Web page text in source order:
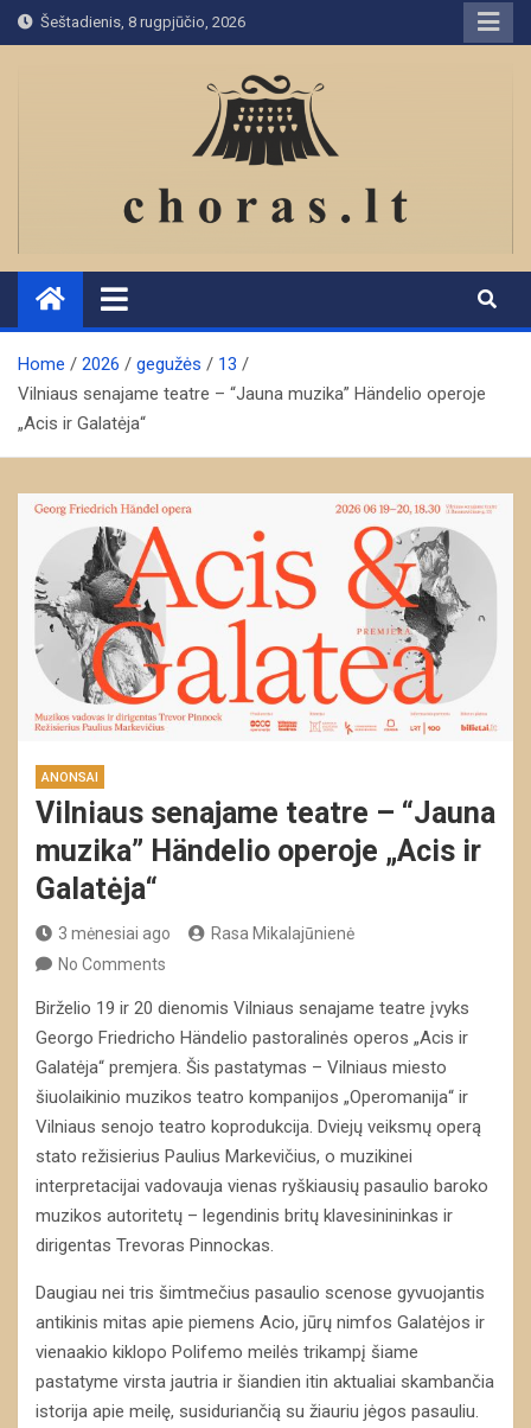
Skip
to
Šeštadienis, 8 rugpjūčio, 2026
Home 2026 gegužės
13
Vilniaus senajame teatre – “Jauna muzika” Händelio operoje
„Acis ir Galatėja“
ANONSAI
Vilniaus senajame teatre – “Jauna
muzika” Händelio operoje „Acis ir
Galatėja“
3 mėnesiai ago
Rasa Mikalajūnienė
No Comments
Birželio 19 ir 20 dienomis Vilniaus senajame teatre įvyks
Georgo Friedricho Händelio pastoralinės operos „Acis ir
Galatėja“ premjera. Šis pastatymas – Vilniaus miesto
šiuolaikinio muzikos teatro kompanijos „Operomanija“ ir
Vilniaus senojo teatro koprodukcija. Dviejų veiksmų operą
stato režisierius Paulius Markevičius, o muzikinei
interpretacijai vadovauja vienas ryškiausių pasaulio baroko
muzikos autoritetų – legendinis britų klavesinininkas ir
dirigentas Trevoras Pinnockas.
Daugiau nei tris šimtmečius pasaulio scenose gyvuojantis
antikinis mitas apie piemens Acio, jūrų nimfos Galatėjos ir
vienaakio kiklopo Polifemo meilės trikampį šiame
pastatyme virsta jautria ir šiandien itin aktualiai skambančia
istorija apie meilę, susiduriančią su žiauriu jėgos pasauliu.